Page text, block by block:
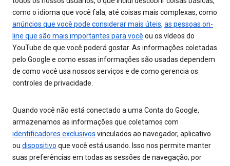
como o idioma que você fala, até coisas mais complexas, como
anúncios que você pode considerar mais úteis, as pessoas on-
line que são mais importantes para você ou os vídeos do
YouTube de que você poderá gostar. As informações coletadas
pelo Google e como essas informações são usadas dependem
de como você usa nossos serviços e de como gerencia os
controles de privacidade.
Quando você não está conectado a uma Conta do Google,
armazenamos as informações que coletamos com
identificadores exclusivos vinculados ao navegador, aplicativo
ou dispositivo que você está usando. Isso nos permite manter
suas preferências em todas as sessões de navegação; por